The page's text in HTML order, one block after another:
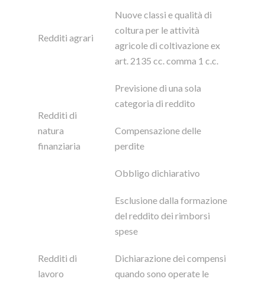
Redditi agrari
Nuove classi e qualità di
coltura per le attività
agricole di coltivazione ex
art. 2135 cc. comma 1 c.c.
Redditi di
natura
finanziaria
Previsione di una sola
categoria di reddito
Compensazione delle
perdite
Obbligo dichiarativo
Redditi di
lavoro
Esclusione dalla formazione
del reddito dei rimborsi
spese
Dichiarazione dei compensi
quando sono operate le